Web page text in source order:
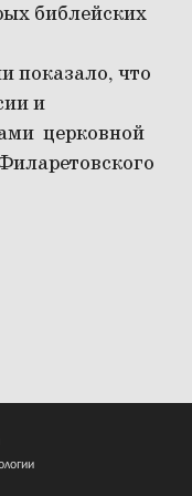
библейских
показало, что
и
церковной